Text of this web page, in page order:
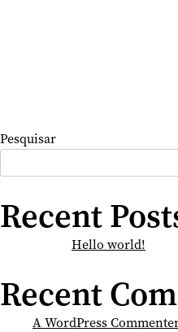
Pesquisar
Recent
Hello world!
Recent
A WordPress